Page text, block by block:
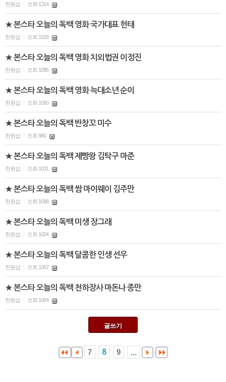
한원섭 조회 1314
★ 본스타 오늘의 독백 영화 국가대표 헌태
한원섭 조회 1028
★ 본스타 오늘의 독백 영화 치외법권 이정진
한원섭 조회 1086
★ 본스타 오늘의 독백 영화 늑대소년 순이
한원섭 조회 1090
★ 본스타 오늘의 독백 반창꼬 미수
한원섭 조회 980
★ 본스타 오늘의 독백 제빵왕 김탁구 마준
한원섭 조회 1031
★ 본스타 오늘의 독백 쌈 마이웨이 김주만
한원섭 조회 1098
★ 본스타 오늘의 독백 미생 장그래
한원섭 조회 1004
★ 본스타 오늘의 독백 달콤한 인생 선우
한원섭 조회 1067
★ 본스타 오늘의 독백 천하장사 마돈나 종만
한원섭 조회 1084
글쓰기
7 8 9